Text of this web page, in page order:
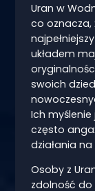
Uran w
co oznacza,
układem
swoich
Ich myślenie
często
działania
Osoby z
zdolność